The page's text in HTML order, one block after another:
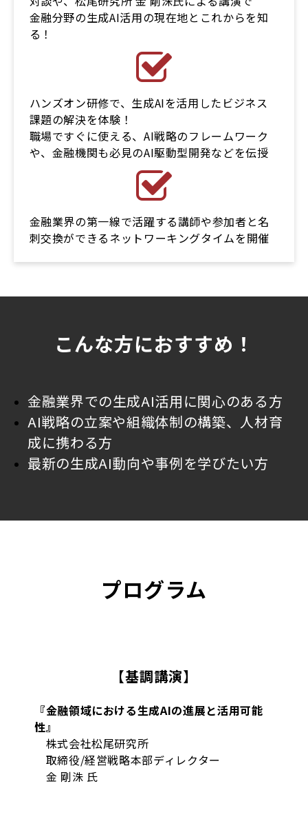
金融分野の生成AI活用の現在地とこれからを知
る！
ハンズオン研修で、生成AIを活用したビジネス
課題の解決を体験！
職場ですぐに使える、AI戦略のフレームワーク
や、金融機関も必見のAI駆動型開発などを伝授
金融業界の第一線で活躍する講師や参加者と名
刺交換ができるネットワーキングタイムを開催
こんな方におすすめ！
金融業界での生成AI活用に関心のある方
AI戦略の立案や組織体制の構築、人材育
成に携わる方
最新の生成AI動向や事例を学びたい方
プログラム
【基調講演】
『金融領域における生成AIの進展と活用可能
性』
株式会社松尾研究所
取締役/経営戦略本部ディレクター
金 剛洙 氏